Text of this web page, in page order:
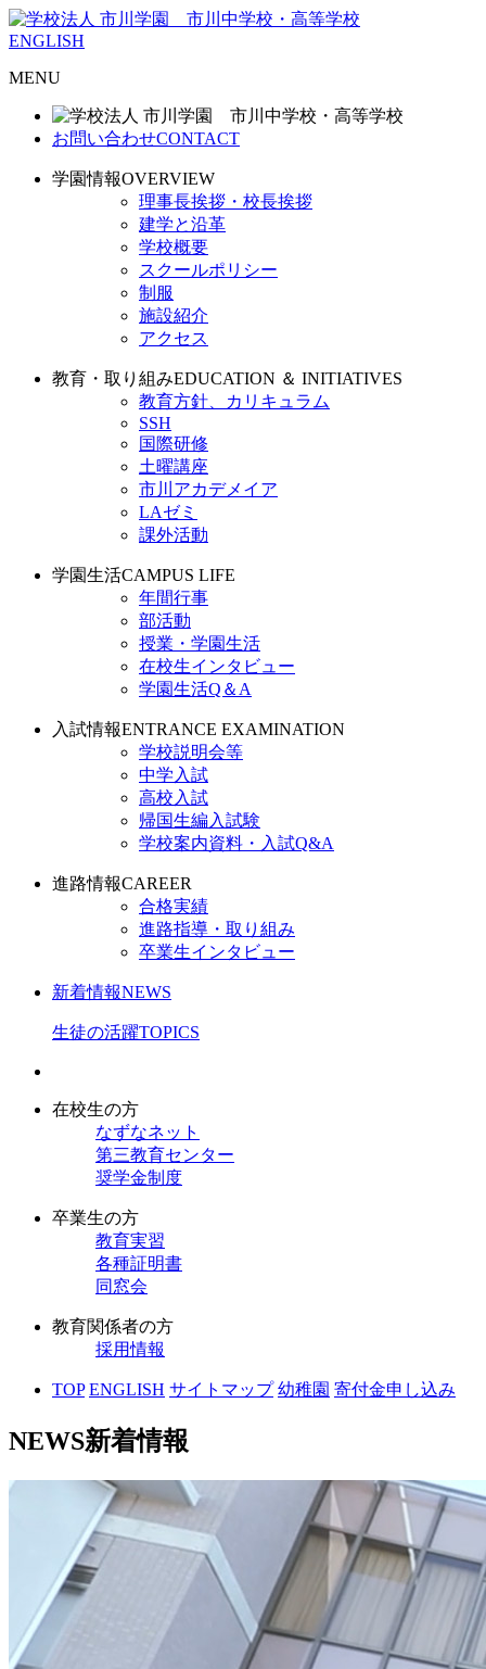
ENGLISH
MENU
お問い合わせCONTACT
学園情報OVERVIEW
理事長挨拶・校長挨拶
建学と沿革
学校概要
スクールポリシー
制服
施設紹介
アクセス
教育・取り組みEDUCATION ＆ INITIATIVES
教育方針、カリキュラム
SSH
国際研修
土曜講座
市川アカデメイア
LAゼミ
課外活動
学園生活CAMPUS LIFE
年間行事
部活動
授業・学園生活
在校生インタビュー
学園生活Q＆A
入試情報ENTRANCE EXAMINATION
学校説明会等
中学入試
高校入試
帰国生編入試験
学校案内資料・入試Q&A
進路情報CAREER
合格実績
進路指導・取り組み
卒業生インタビュー
新着情報NEWS
生徒の活躍TOPICS
在校生の方
なずなネット
第三教育センター
奨学金制度
卒業生の方
教育実習
各種証明書
同窓会
教育関係者の方
採用情報
TOP ENGLISH サイトマップ 幼稚園 寄付金申し込み
NEWS新着情報